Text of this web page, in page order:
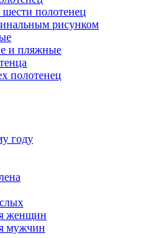
полотенец
рисунком
и пляжные
полотенец
году
женщин
мужчин